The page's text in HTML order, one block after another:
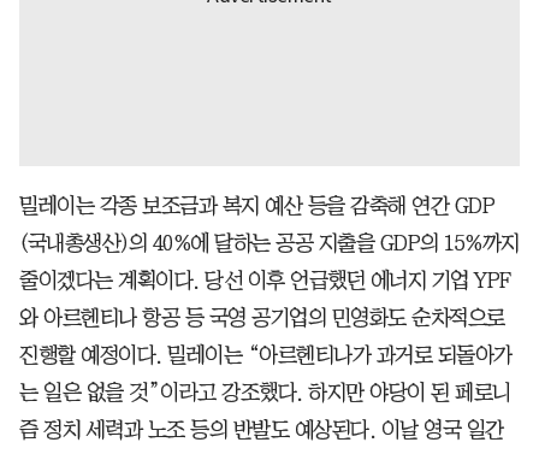
밀레이는 각종 보조금과 복지 예산 등을 감축해 연간 GDP
(국내총생산)의 40%에 달하는 공공 지출을 GDP의 15%까지
줄이겠다는 계획이다. 당선 이후 언급했던 에너지 기업 YPF
와 아르헨티나 항공 등 국영 공기업의 민영화도 순차적으로
진행할 예정이다. 밀레이는 “아르헨티나가 과거로 되돌아가
는 일은 없을 것”이라고 강조했다. 하지만 야당이 된 페로니
즘 정치 세력과 노조 등의 반발도 예상된다. 이날 영국 일간